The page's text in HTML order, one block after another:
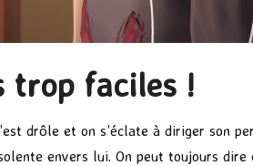
trop faciles !
drôle et on s’éclate à diriger son
envers lui. On peut toujours